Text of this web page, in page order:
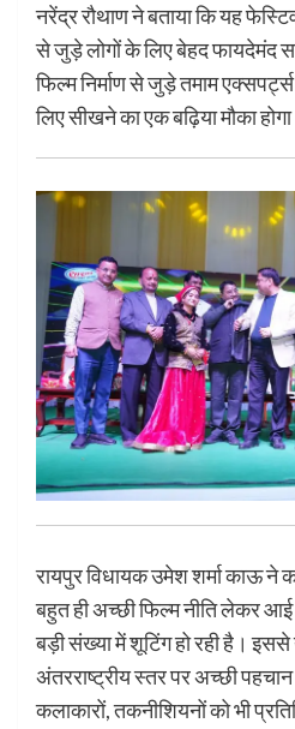
नरेंद्र रौथाण ने बताया कि यह
से जुड़े लोगों के लिए बेहद फायदेमंद
फिल्म निर्माण से जुड़े तमाम
लिए सीखने का एक बढ़िया मौका
रायपुर विधायक उमेश शर्मा काऊ ने
बहुत ही अच्छी फिल्म नीति लेकर
बड़ी संख्या में शूटिंग हो रही है। इससे
अंतरराष्ट्रीय स्तर पर अच्छी
कलाकारों, तकनीशियनों को भी